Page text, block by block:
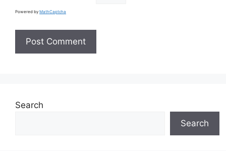
Powered by MathCaptcha
Search
Search